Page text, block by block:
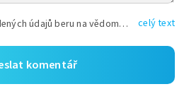
Vyplněním shora uvedených údajů beru na vědomí, že společnost TEXT FACTORY s.r.o., sídlem Brno, Durďákova 336/29, Černá Pole, PSČ: 613 00, IČ: 06157831, zapsané u Krajského soudu v Brně, oddíl C, vložka 100399, bude zpracovávat mé osobní údaje uvedené v rámci mnou vyplněného registračního formuláře na základě oprávněných zájmů TEXT FACTORY s.r.o. dle čl. 6 odst. 1 písm. f) GDPR a pro splnění právních povinností (čl. 6 odst. 1 písm. c) GDPR), a to pro tyto účely: nezbytnost zajistit oprávnění návštěvníka webových stránek provozovaných společností TEXT FACTORY s.r.o. přispívat aktivně ke zveřejněným článkům nebo v rámci diskusních fór a výkon práv TEXT FACTORY s.r.o. jako administrátora těchto diskusních fór. Více informací o zpracování osobních údajů a právech lze nalézt v celý text